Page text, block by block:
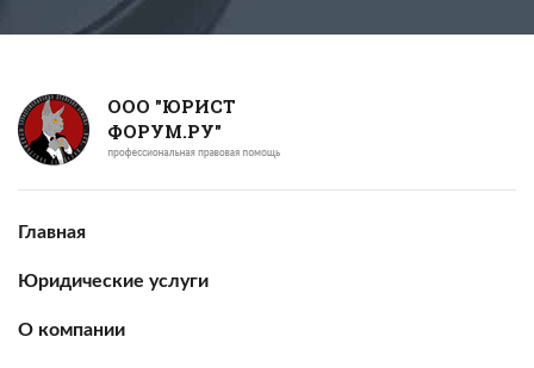
ООО "ЮРИСТ
ФОРУМ.РУ"
Главная
Юридические услуги
О компании